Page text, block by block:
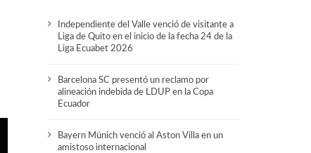
Independiente del Valle venció de visitante a
Liga de Quito en el inicio de la fecha 24 de la
Liga Ecuabet 2026
Barcelona SC presentó un reclamo por
alineación indebida de LDUP en la Copa
Ecuador
Bayern Múnich venció al Aston Villa en un
amistoso internacional